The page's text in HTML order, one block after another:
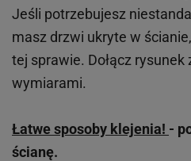
Jeśli potrzebujesz
masz drzwi ukryte w
tej sprawie. Dołącz rysunek
wymiarami.
Łatwe sposoby klejenia! -
ścianę.